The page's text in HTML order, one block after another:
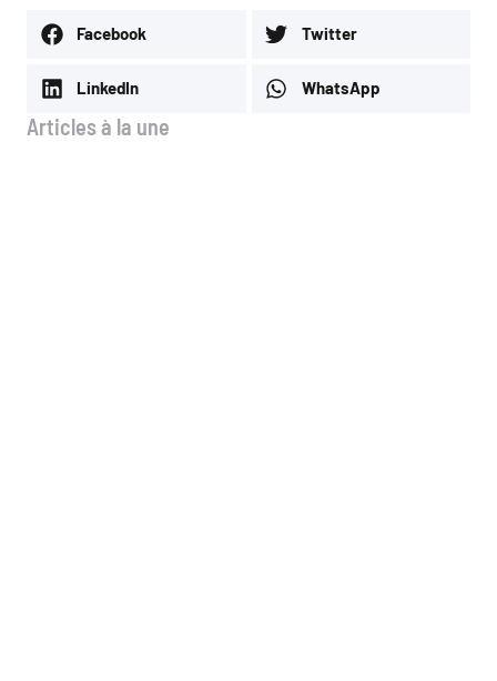
Facebook Twitter
LinkedIn WhatsApp
Articles à la une